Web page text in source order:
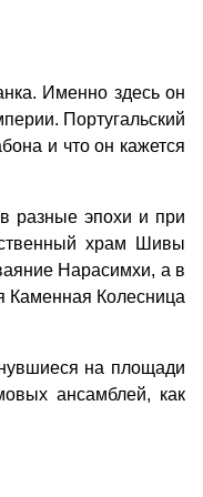
Именно здесь он
Португальский
и что он кажется
разные эпохи и при
храм Шивы
Нарасимхи, а в
Каменная Колесница
на площади
ансамблей, как